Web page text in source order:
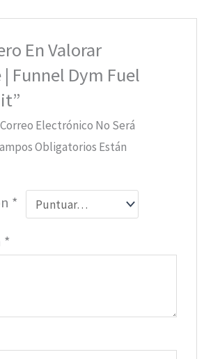
En Valorar
Funnel Dym Fuel
Electrónico No Será
Obligatorios Están
*
*